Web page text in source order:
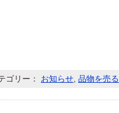
ゴリー： お知らせ 品物を売る